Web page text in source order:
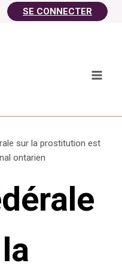
SE CONNECTER
sur la prostitution est
ontarien